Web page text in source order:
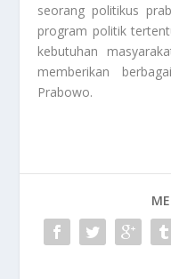
seorang politikus
program politik
kebutuhan
memberikan
Prabowo.